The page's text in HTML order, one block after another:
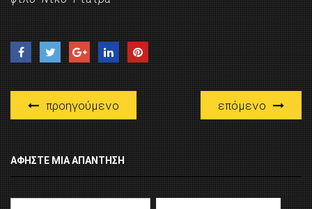
προηγούμενο επόμενο
ΑΦΉΣΤΕ ΜΙΑ ΑΠΆΝΤΗΣΗ